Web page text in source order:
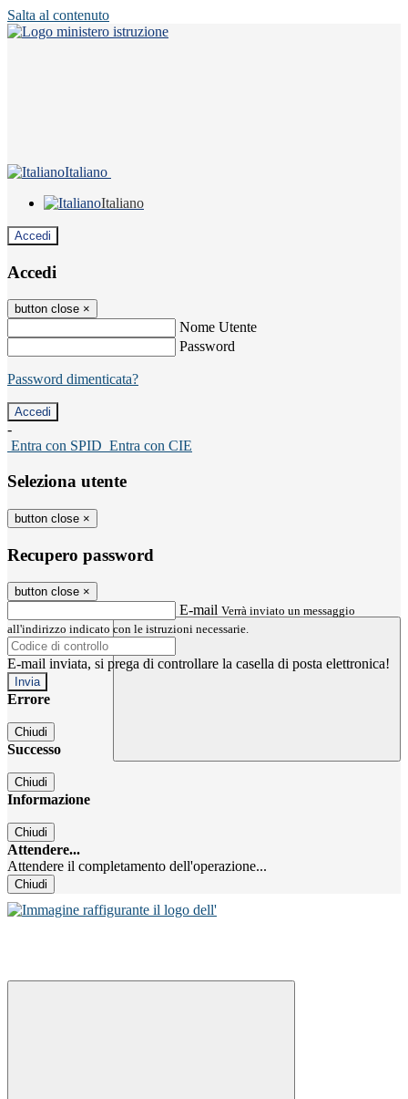
Salta al contenuto
Italiano
Italiano
Accedi
Accedi
button close ×
Nome Utente
Password
Password dimenticata?
-
Entra con SPID Entra con CIE
Seleziona utente
button close ×
Recupero password
button close ×
E-mail Verrà inviato un messaggio
all'indirizzo indicato con le istruzioni necessarie.
E-mail inviata, si prega di controllare la casella di posta elettronica!
Errore
Chiudi
Successo
Chiudi
Informazione
Chiudi
Attendere...
Attendere il completamento dell'operazione...
Chiudi